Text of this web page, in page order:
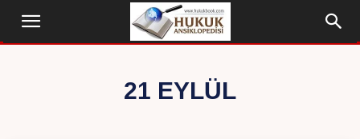
21 EYLÜL